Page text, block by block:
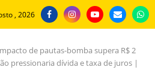
, 2026
de pautas-bomba supera R$ 2
pressionaria dívida e taxa de juros |